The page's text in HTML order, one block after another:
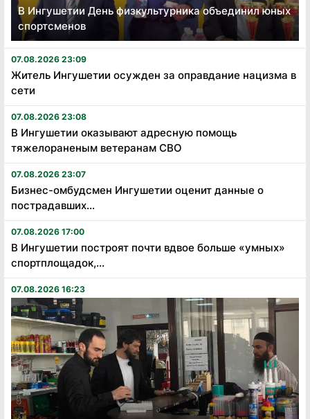
В Ингушетии День физкультурника объединил юных
спортсменов
07.08.2026 23:09
Житель Ингушетии осужден за оправдание нацизма в
сети
07.08.2026 23:08
В Ингушетии оказывают адресную помощь
тяжелораненым ветеранам СВО
07.08.2026 23:07
Бизнес-омбудсмен Ингушетии оценит данные о
пострадавших...
07.08.2026 17:00
В Ингушетии построят почти вдвое больше «умных»
спортплощадок,...
07.08.2026 16:23